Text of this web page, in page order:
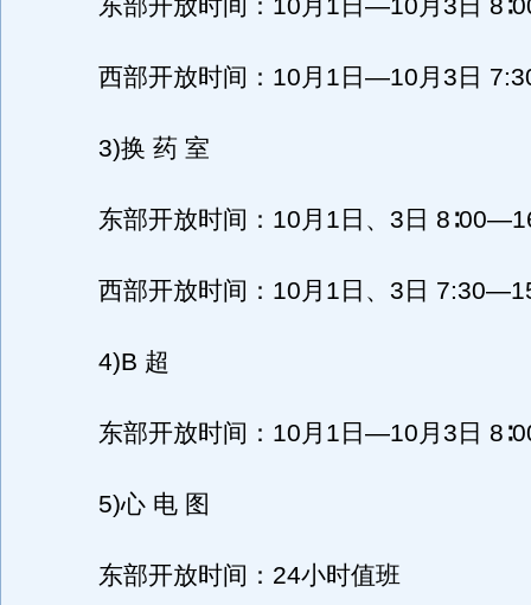
东部开放时间：10月1日—10月3日
西部开放时间：10月1日—10月3日
3)换 药 室
东部开放时间：10月1日、3日
西部开放时间：10月1日、3日
4)B 超
东部开放时间：10月1日—10月3日
5)心 电 图
东部开放时间：24小时值班